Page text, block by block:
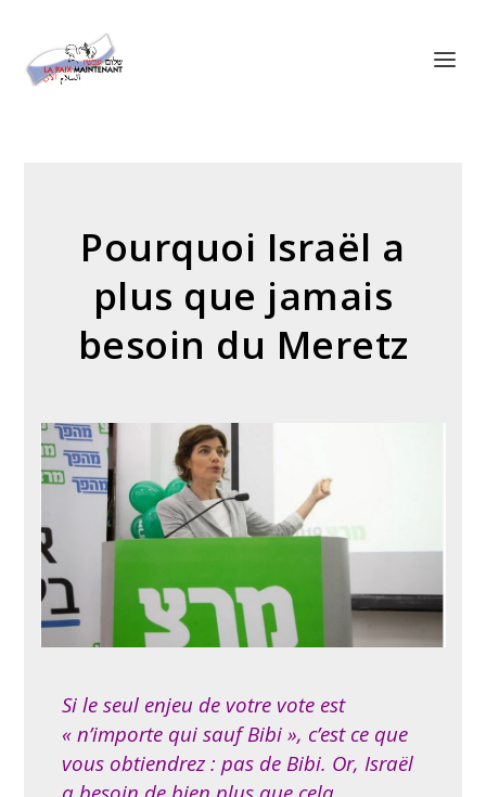
Pourquoi Israël a
plus que jamais
besoin du Meretz
Si le seul enjeu de votre vote est
« n’importe qui sauf Bibi », c’est ce que
vous obtiendrez : pas de Bibi. Or, Israël